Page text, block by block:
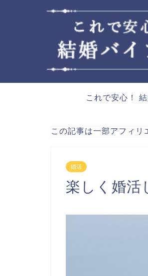
これで安心！
この記事は一部アフィリ
婚活
楽しく婚活